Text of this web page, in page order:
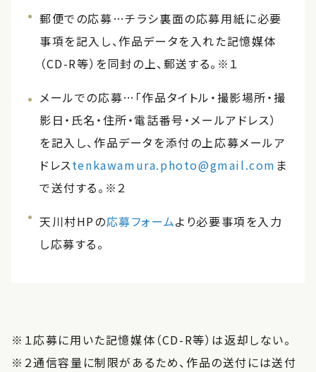
郵便での応募…チラシ裏面の応募用紙に必要
事項を記入し、作品データを入れた記憶媒体
（CD-R等）を同封の上、郵送する。※１
メールでの応募…「作品タイトル・撮影場所・撮
影日・氏名・住所・電話番号・メールアドレス）
を記入し、作品データを添付の上応募メールア
ドレスtenkawamura.photo@gmail.com ま
で送付する。※２
天川村HPの応募フォームより必要事項を入力
し応募する。
※１応募に用いた記憶媒体（CD-R等）は返却しない。
※２通信容量に制限があるため、作品の送付には送付